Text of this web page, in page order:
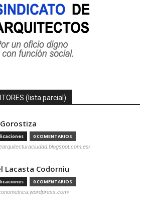
(lista parcial)
0 COMENTARIOS
Lacasta Codorniu
0 COMENTARIOS